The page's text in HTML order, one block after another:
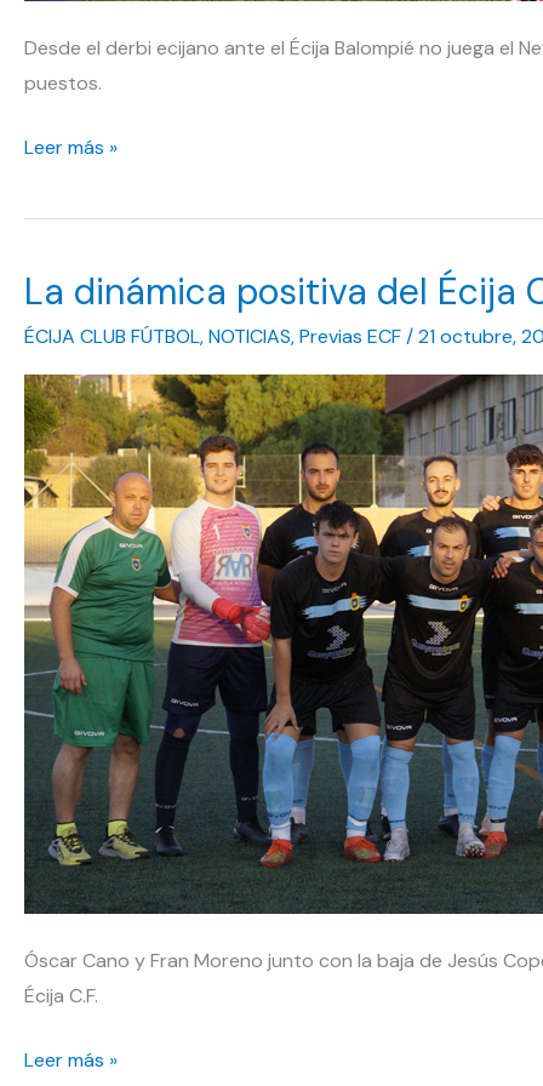
Desde el derbi ecijano ante el Écija Balompié no juega el
puestos.
Coger
para
puestos;
premisa
Nevaluz
Écija
Leer más »
La dinámica positiva del Écija
ÉCIJA CLUB FÚTBOL,NOTICIAS,Previas ECF/21 octubre,
Óscar Cano y Fran Moreno junto con la baja de Jesús
Écija C.F.
La
Leer más »